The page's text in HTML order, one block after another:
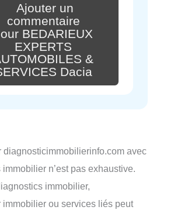
Ajouter un
commentaire
BEDARIEUX
EXPERTS
&
Dacia
diagnosticimmobilierinfo.com avec
immobilier n’est pas exhaustive.
immobilier,
ou services liés peut